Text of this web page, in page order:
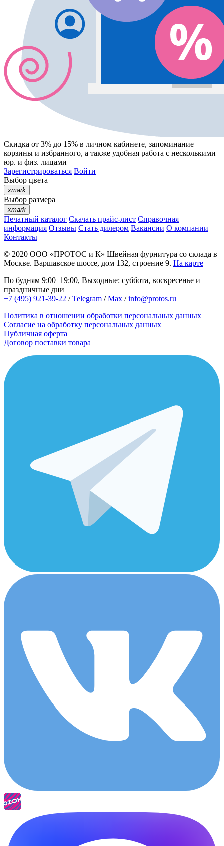
Скидка от 3% до 15% в личном кабинете, запоминание
корзины и избранного, а также удобная работа с несколькими
юр. и физ. лицами
Зарегистрироваться Войти
Выбор цвета
xmark
Выбор размера
xmark
Печатный каталог Скачать прайс-лист Справочная
информация Отзывы Стать дилером Вакансии О компании
Контакты
© 2020 ООО «ПРОТОС и К» Швейная фурнитура со склада в
Москве. Варшавское шоссе, дом 132, строение 9. На карте
По будням 9:00–19:00, Выходные: суббота, воскресенье и
праздничные дни
+7 (495) 921-39-22 /Telegram /Max /info@protos.ru
Политика в отношении обработки персональных данных
Согласие на обработку персональных данных
Публичная оферта
Договор поставки товара